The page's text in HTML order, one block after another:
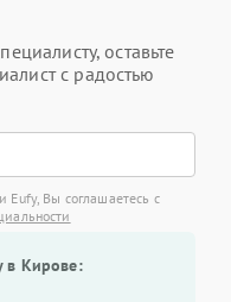
оставьте
с радостью
Eufy, Вы соглашаетесь с
в Кирове: